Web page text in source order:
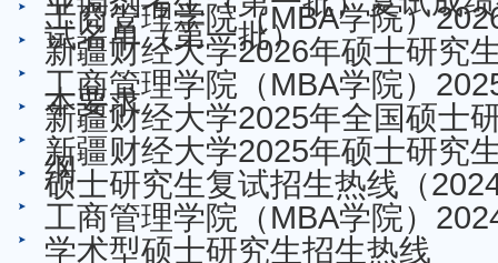
试名单（第一批）
工商管理学院（MBA学院）
新疆财经大学2026年硕士研究
本要求
工商管理学院（MBA学院）
新疆财经大学2025年全国硕士
纲
新疆财经大学2025年硕士研究
硕士研究生复试招生热线（
工商管理学院（MBA学院）
学术型硕士研究生招生热线